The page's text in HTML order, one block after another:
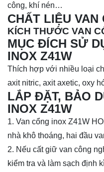
công, khí nén…
CHẤT LIỆU VAN
KÍCH THƯỚC VAN
MỤC ĐÍCH SỬ
INOX Z41W
Thích hợp với nhiều loại
axit nitric, axit axetic, oxy
LẮP ĐẶT, BẢO
INOX Z41W
1. Van cổng inox Z41W
nhà khô thoáng, hai đầu
2. Nếu cất giữ van công
kiểm tra và làm sạch định